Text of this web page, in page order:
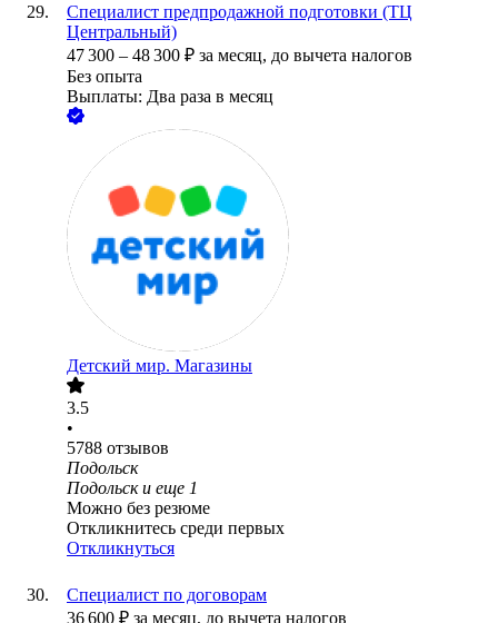
Специалист предпродажной подготовки (ТЦ
Центральный)
47 300 – 48 300 ₽ за месяц, до вычета налогов
Без опыта
Выплаты: Два раза в месяц
Детский мир. Магазины
3.5
•
5788 отзывов
Подольск
Подольск и еще 1
Можно без резюме
Откликнитесь среди первых
Откликнуться
Специалист по договорам
36 600 ₽ за месяц, до вычета налогов